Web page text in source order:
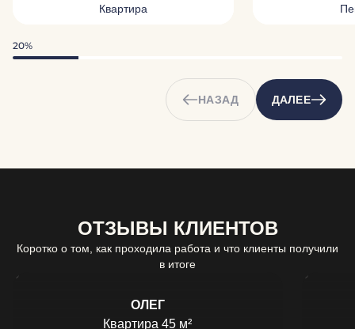
Квартира
20%
НАЗАД ДАЛЕЕ
ОТЗЫВЫ КЛИЕНТОВ
Коротко о том, как проходила работа и что клиенты получили
в итоге
ОЛЕГ
Квартира 45 м²